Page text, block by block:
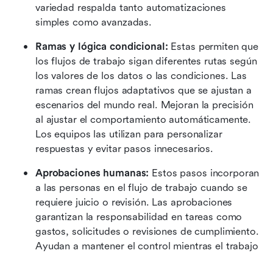
variedad respalda tanto automatizaciones
simples como avanzadas.
Ramas y lógica condicional: Estas permiten que
los flujos de trabajo sigan diferentes rutas según
los valores de los datos o las condiciones. Las
ramas crean flujos adaptativos que se ajustan a
escenarios del mundo real. Mejoran la precisión
al ajustar el comportamiento automáticamente.
Los equipos las utilizan para personalizar
respuestas y evitar pasos innecesarios.
Aprobaciones humanas: Estos pasos incorporan
a las personas en el flujo de trabajo cuando se
requiere juicio o revisión. Las aprobaciones
garantizan la responsabilidad en tareas como
gastos, solicitudes o revisiones de cumplimiento.
Ayudan a mantener el control mientras el trabajo